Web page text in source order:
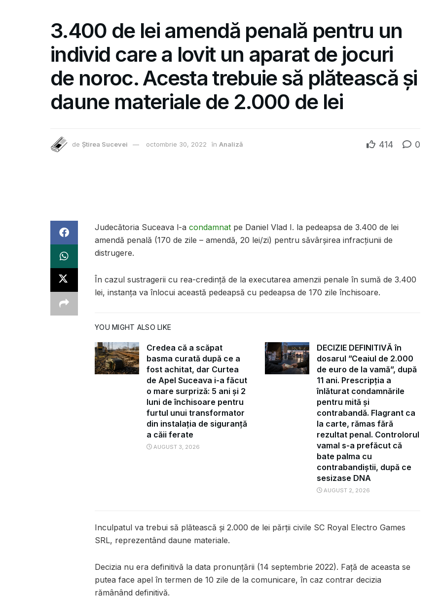
3.400 de lei amendă penală pentru un
individ care a lovit un aparat de jocuri
de noroc. Acesta trebuie să plătească și
daune materiale de 2.000 de lei
de Știrea Sucevei octombrie 30, 2022 în Analiză 414 0
Judecătoria Suceava l-a condamnat pe Daniel Vlad I. la pedeapsa de 3.400 de lei
amendă penală (170 de zile – amendă, 20 lei/zi) pentru săvârșirea infracțiunii de
distrugere.
În cazul sustragerii cu rea-credinţă de la executarea amenzii penale în sumă de 3.400
lei, instanţa va înlocui această pedeapsă cu pedeapsa de 170 zile închisoare.
YOU MIGHT ALSO LIKE
Credea că a scăpat
basma curată după ce a
fost achitat, dar Curtea
de Apel Suceava i-a făcut
o mare surpriză: 5 ani și 2
luni de închisoare pentru
furtul unui transformator
din instalația de siguranță
a căii ferate
AUGUST 3, 2026
DECIZIE DEFINITIVĂ în
dosarul ”Ceaiul de 2.000
de euro de la vamă”, după
11 ani. Prescripția a
înlăturat condamnările
pentru mită și
contrabandă. Flagrant ca
la carte, rămas fără
rezultat penal. Controlorul
vamal s-a prefăcut că
bate palma cu
contrabandiștii, după ce
sesizase DNA
AUGUST 2, 2026
Inculpatul va trebui să plătească și 2.000 de lei părții civile SC Royal Electro Games
SRL, reprezentând daune materiale.
Decizia nu era definitivă la data pronunțării (14 septembrie 2022). Față de aceasta se
putea face apel în termen de 10 zile de la comunicare, în caz contrar decizia
rămânând definitivă.